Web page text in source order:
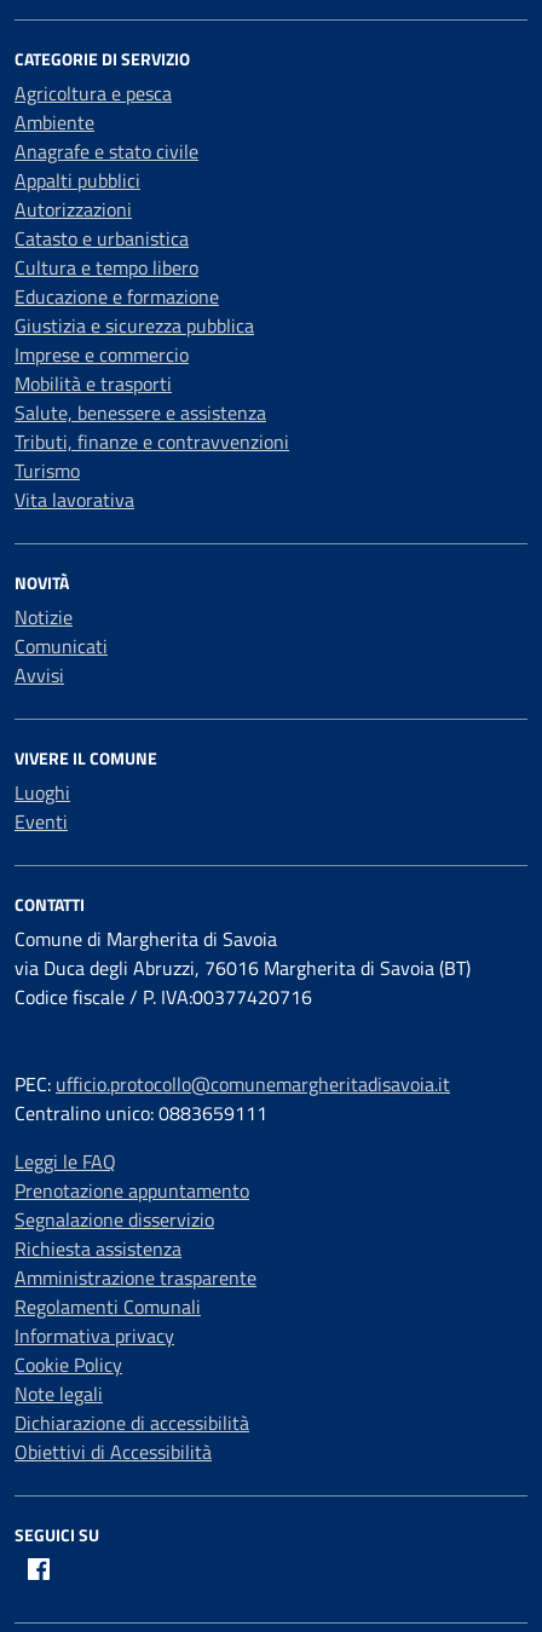
CATEGORIE DI SERVIZIO
Agricoltura e pesca
Ambiente
Anagrafe e stato civile
Appalti pubblici
Autorizzazioni
Catasto e urbanistica
Cultura e tempo libero
Educazione e formazione
Giustizia e sicurezza pubblica
Imprese e commercio
Mobilità e trasporti
Salute, benessere e assistenza
Tributi, finanze e contravvenzioni
Turismo
Vita lavorativa
NOVITÀ
Notizie
Comunicati
Avvisi
VIVERE IL COMUNE
Luoghi
Eventi
CONTATTI
Comune di Margherita di Savoia
via Duca degli Abruzzi, 76016 Margherita di Savoia (BT)
Codice fiscale / P. IVA:00377420716
PEC: ufficio.protocollo@comunemargheritadisavoia.it
Centralino unico: 0883659111
Leggi le FAQ
Prenotazione appuntamento
Segnalazione disservizio
Richiesta assistenza
Amministrazione trasparente
Regolamenti Comunali
Informativa privacy
Cookie Policy
Note legali
Dichiarazione di accessibilità
Obiettivi di Accessibilità
SEGUICI SU